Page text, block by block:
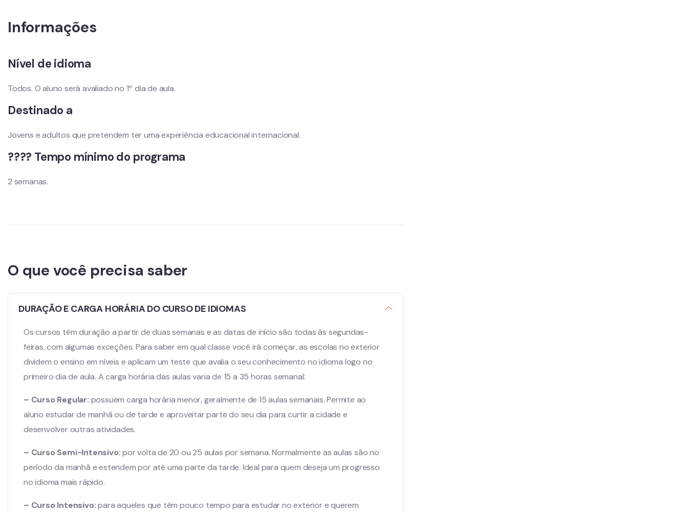
Informações
Nível de idioma
Todos. O aluno será avaliado no 1º dia de aula.
Destinado a
Jovens e adultos que pretendem ter uma experiência educacional internacional.
???? Tempo mínimo do programa
2 semanas.
O que você precisa saber
DURAÇÃO E CARGA HORÁRIA DO CURSO DE IDIOMAS
Os cursos têm duração a partir de duas semanas e as datas de início são todas às segundas-
feiras, com algumas exceções. Para saber em qual classe você irá começar, as escolas no exterior
dividem o ensino em níveis e aplicam um teste que avalia o seu conhecimento no idioma logo no
primeiro dia de aula. A carga horária das aulas varia de 15 a 35 horas semanal:
– Curso Regular: possuem carga horária menor, geralmente de 15 aulas semanais. Permite ao
aluno estudar de manhã ou de tarde e aproveitar parte do seu dia para curtir a cidade e
desenvolver outras atividades.
– Curso Semi-Intensivo:por volta de 20 ou 25 aulas por semana. Normalmente as aulas são no
período da manhã e estendem por até uma parte da tarde. Ideal para quem deseja um progresso
no idioma mais rápido.
– Curso Intensivo:para aqueles que têm pouco tempo para estudar no exterior e querem